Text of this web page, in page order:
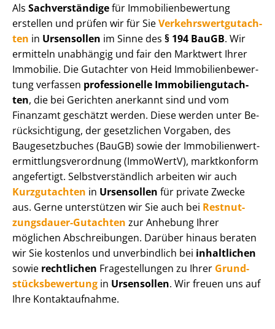
Als Sachverständigefür Im­mo­bi­li­en­be­wer­tung
erstellen und prüfen wir für SieVer­kehrs­wert­gut­ach­
ten in Ursensollen im Sinne des § 194 BauGB. Wir
ermitteln unabhängig und fair den Marktwert Ihrer
Immobilie. Die Gutachter von Heid Im­mo­bi­li­en­be­wer­
tung verfassen professionelle Im­mo­bi­li­en­gut­ach­
ten, die bei Gerichten anerkannt sind und vom
Finanzamt geschätzt werden. Diese werden unter Be­
rück­sich­ti­gung, der gesetzlichen Vorgaben, des
Baugesetzbuches (BauGB) sowie der Im­mo­bi­li­en­wert­
ermitt­lungs­ver­ord­nung (ImmoWertV), marktkonform
angefertigt. Selbst­ver­ständ­lich arbeiten wir auch
Kurzgutachten in Ursensollen für private Zwecke
aus. Gerne unterstützen wir Sie auch bei Rest­nut­
zungs­dau­er-Gutachten zur Anhebung Ihrer
möglichen Abschreibungen. Darüber hinaus beraten
wir Sie kostenlos und unverbindlich bei inhaltlichen
sowie rechtlichen Fragestellungen zu Ihrer Grund­
stücks­be­wer­tung in Ursensollen. Wir freuen uns auf
Ihre Kontaktaufnahme.